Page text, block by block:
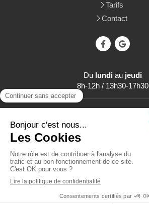
Tarifs
Contact
Du lundi au jeudi
8h-12h / 13h30-17h30
8h-12h / 13h30-16h30
Mentions légales
Création et référencement du site par Simplébo